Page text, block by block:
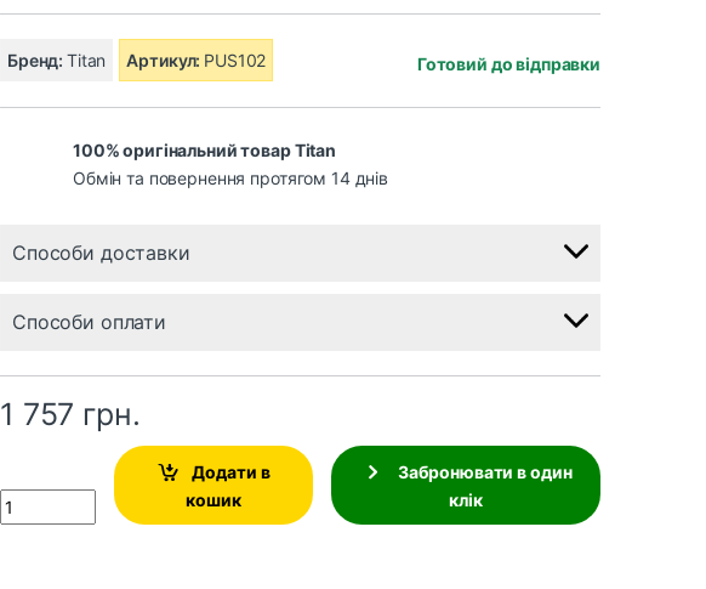
Бренд:Titan Артикул: PUS102 Готовий до відправки
100% оригінальний товар Titan
Обмін та повернення протягом 14 днів
Способи доставки
Способи оплати
1 757 грн.
Quantity
Додати в
кошик
Забронювати в один
клік